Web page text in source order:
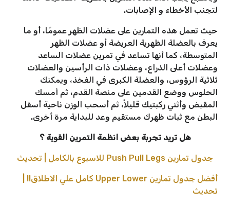
لتجنب الأخطاء و الإصابات.
حيث تعمل هذه التمارين على عضلات الظهر عمومًا، أو ما
يعرف بالعضلة الظهرية العريضة أو عضلات الظهر
المتوسطة، كما أنها تساعد في تمرين عضلات الساعد
وعضلات أعلى الذراع، وعضلات ذات الرأسين والعضلات
ثلاثية الرؤوس، والعضلة الكبرى في الفخذ، ويمكنك
الحلوس ووضع القدمين على منصة القدم، ثم أمسك
المقبض وأثني ركبتيك قليلاً، ثم أسحب الوزن ناحية أسفل
البطن مع ثبات ظهرك مستقيم وعد للبداية مرة أخرى.
هل تريد تجربة بعض انظمة التمرين القوية ؟
جدول تمارين Push Pull Legs للاسبوع بالكامل | تحديث
أفضل جدول تمارين Upper Lower كامل علي الاطلاق!! |
تحديث